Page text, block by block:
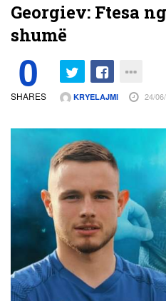
Georgiev: Ftesa
shumë
0
SHARES KRYELAJMI 24/